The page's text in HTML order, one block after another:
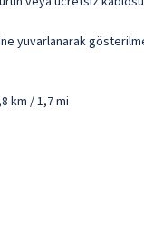
yuvarlanarak
km / 1,7 mi